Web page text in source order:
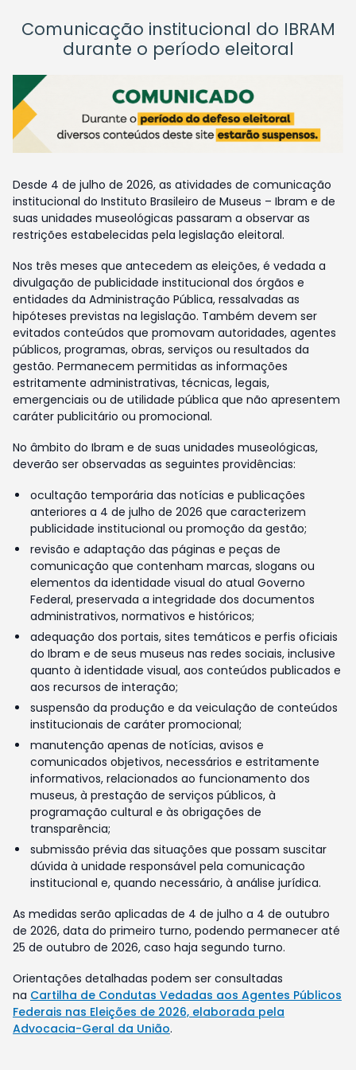
Comunicação institucional do IBRAM
durante o período eleitoral
Desde 4 de julho de 2026, as atividades de comunicação
institucional do Instituto Brasileiro de Museus – Ibram e de
suas unidades museológicas passaram a observar as
restrições estabelecidas pela legislação eleitoral.
Nos três meses que antecedem as eleições, é vedada a
divulgação de publicidade institucional dos órgãos e
entidades da Administração Pública, ressalvadas as
hipóteses previstas na legislação. Também devem ser
evitados conteúdos que promovam autoridades, agentes
públicos, programas, obras, serviços ou resultados da
gestão. Permanecem permitidas as informações
estritamente administrativas, técnicas, legais,
emergenciais ou de utilidade pública que não apresentem
caráter publicitário ou promocional.
No âmbito do Ibram e de suas unidades museológicas,
deverão ser observadas as seguintes providências:
ocultação temporária das notícias e publicações
anteriores a 4 de julho de 2026 que caracterizem
publicidade institucional ou promoção da gestão;
revisão e adaptação das páginas e peças de
comunicação que contenham marcas, slogans ou
elementos da identidade visual do atual Governo
Federal, preservada a integridade dos documentos
administrativos, normativos e históricos;
adequação dos portais, sites temáticos e perfis oficiais
do Ibram e de seus museus nas redes sociais, inclusive
quanto à identidade visual, aos conteúdos publicados e
aos recursos de interação;
suspensão da produção e da veiculação de conteúdos
institucionais de caráter promocional;
manutenção apenas de notícias, avisos e
comunicados objetivos, necessários e estritamente
informativos, relacionados ao funcionamento dos
museus, à prestação de serviços públicos, à
programação cultural e às obrigações de
transparência;
submissão prévia das situações que possam suscitar
dúvida à unidade responsável pela comunicação
institucional e, quando necessário, à análise jurídica.
As medidas serão aplicadas de 4 de julho a 4 de outubro
de 2026, data do primeiro turno, podendo permanecer até
25 de outubro de 2026, caso haja segundo turno.
Orientações detalhadas podem ser consultadas
na Cartilha de Condutas Vedadas aos Agentes Públicos
Federais nas Eleições de 2026, elaborada pela
Advocacia-Geral da União.